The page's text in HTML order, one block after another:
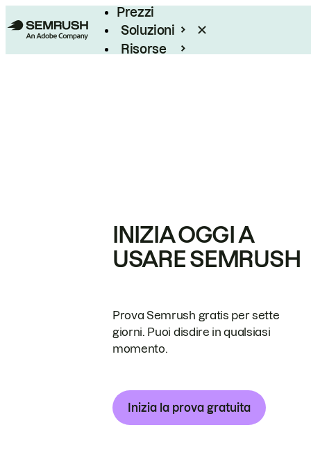
Prezzi
Soluzioni
Risorse
INIZIA OGGI A
USARE SEMRUSH
Prova Semrush gratis per sette
giorni. Puoi disdire in qualsiasi
momento.
Inizia la prova gratuita